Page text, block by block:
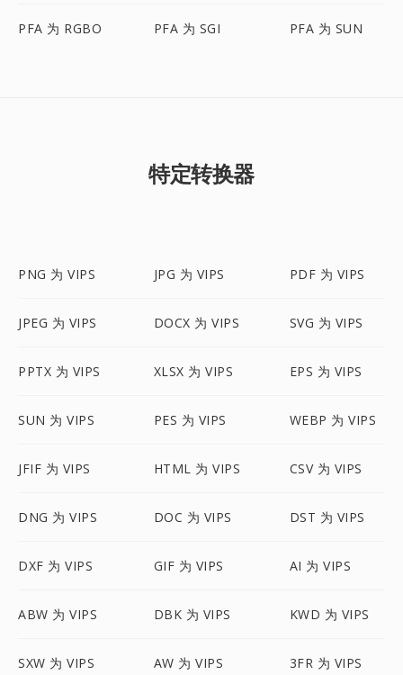
PFA 为 RGBO PFA 为 SGI PFA 为 SUN
特定转换器
PNG 为 VIPS JPG 为 VIPS PDF 为 VIPS
JPEG 为 VIPS DOCX 为 VIPS SVG 为 VIPS
PPTX 为 VIPS XLSX 为 VIPS EPS 为 VIPS
SUN 为 VIPS PES 为 VIPS WEBP 为 VIPS
JFIF 为 VIPS HTML 为 VIPS CSV 为 VIPS
DNG 为 VIPS DOC 为 VIPS DST 为 VIPS
DXF 为 VIPS GIF 为 VIPS AI 为 VIPS
ABW 为 VIPS DBK 为 VIPS KWD 为 VIPS
SXW 为 VIPS AW 为 VIPS 3FR 为 VIPS